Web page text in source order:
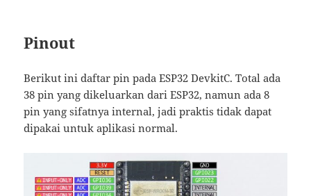
Pinout
Berikut ini daftar pin pada ESP32 DevkitC. Total ada
38 pin yang dikeluarkan dari ESP32, namun ada 8
pin yang sifatnya internal, jadi praktis tidak dapat
dipakai untuk aplikasi normal.